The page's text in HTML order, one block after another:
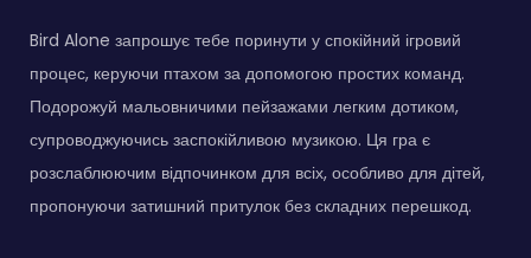
Bird Alone запрошує тебе поринути у спокійний ігровий
процес, керуючи птахом за допомогою простих команд.
Подорожуй мальовничими пейзажами легким дотиком,
супроводжуючись заспокійливою музикою. Ця гра є
розслаблюючим відпочинком для всіх, особливо для дітей,
пропонуючи затишний притулок без складних перешкод.